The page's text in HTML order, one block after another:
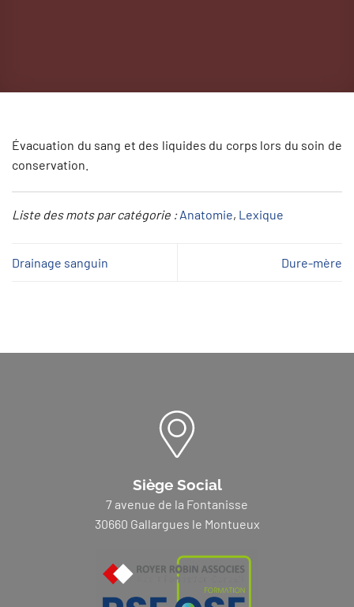
Évacuation du sang et des liquides du corps lors du soin de
conservation.
Liste des mots par catégorie : Anatomie, Lexique
Drainage sanguin Dure-mère
Siège Social
7 avenue de la Fontanisse
30660 Gallargues le Montueux